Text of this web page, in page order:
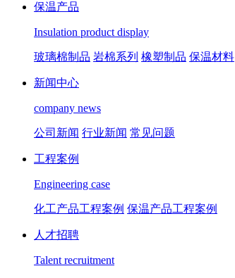
保温产品
Insulation product display
玻璃棉制品 岩棉系列 橡塑制品 保温材料
新闻中心
company news
公司新闻 行业新闻 常见问题
工程案例
Engineering case
化工产品工程案例 保温产品工程案例
人才招聘
Talent recruitment